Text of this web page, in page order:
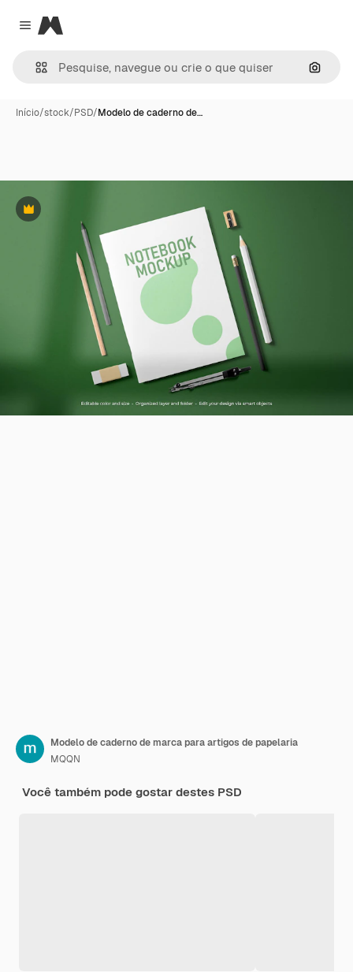
Close menu
Magnific
Início/stock/PSD/Modelo de caderno de…
Premium
Modelo de caderno de marca para artigos de papelaria
MQQN
Você também pode gostar destes PSD